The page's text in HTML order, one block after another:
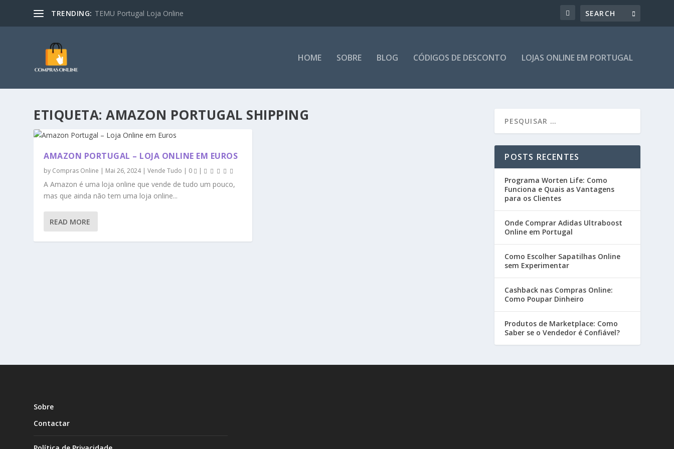
TRENDING: TEMU Portugal Loja Online
HOME SOBRE BLOG CÓDIGOS DE DESCONTO LOJAS ONLINE EM PORTUGAL
ETIQUETA:AMAZON PORTUGAL SHIPPING
AMAZON PORTUGAL – LOJA ONLINE EM EUROS
by Compras Online | Mai 26, 2024|Vende Tudo | 0 |
A Amazon é uma loja online que vende de tudo um pouco,
mas que ainda não tem uma loja online...
READ MORE
POSTS RECENTES
Programa Worten Life: Como
Funciona e Quais as Vantagens
para os Clientes
Onde Comprar Adidas Ultraboost
Online em Portugal
Como Escolher Sapatilhas Online
sem Experimentar
Cashback nas Compras Online:
Como Poupar Dinheiro
Produtos de Marketplace: Como
Saber se o Vendedor é Confiável?
Sobre
Contactar